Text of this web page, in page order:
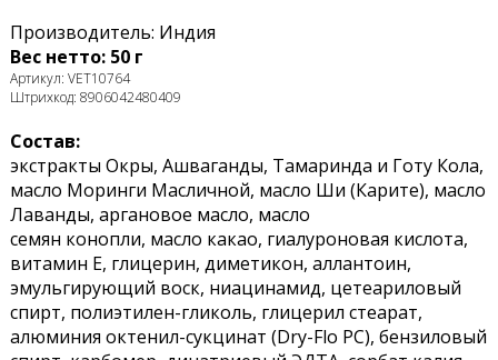
Производитель: Индия
Вес нетто: 50 г
Артикул: VET10764
Штрихкод: 8906042480409
Состав:
экстракты Окры, Ашваганды, Тамаринда и Готу Кола,
масло Моринги Масличной, масло Ши (Карите), масло
Лаванды, аргановое масло, масло
семян конопли, масло какао, гиалуроновая кислота,
витамин Е, глицерин, диметикон, аллантоин,
эмульгирующий воск, ниацинамид, цетеариловый
спирт, полиэтилен-гликоль, глицерил стеарат,
алюминия октенил-сукцинат (Dry-Flo PC), бензиловый